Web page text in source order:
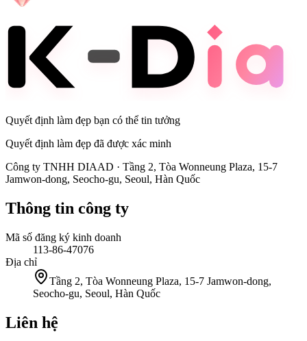
Quyết định làm đẹp bạn có thể tin tưởng
Quyết định làm đẹp đã được xác minh
Công ty TNHH DIAAD · Tầng 2, Tòa Wonneung Plaza, 15-7
Jamwon-dong, Seocho-gu, Seoul, Hàn Quốc
Thông tin công ty
Mã số đăng ký kinh doanh
113-86-47076
Địa chỉ
Tầng 2, Tòa Wonneung Plaza, 15-7 Jamwon-dong,
Seocho-gu, Seoul, Hàn Quốc
Liên hệ